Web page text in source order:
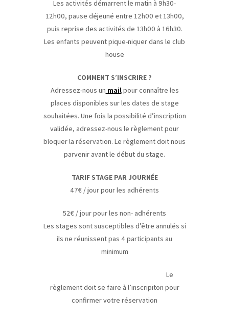
Les activités démarrent le matin à 9h30-
12h00, pause déjeuné entre 12h00 et 13h00,
puis reprise des activités de 13h00 à 16h30.
Les enfants peuvent pique-niquer dans le club
house
COMMENT S’INSCRIRE ?
Adressez-nous un mailpour connaître les
places disponibles sur les dates de stage
souhaitées. Une fois la possibilité d’inscription
validée, adressez-nous le règlement pour
bloquer la réservation. Le règlement doit nous
parvenir avant le début du stage.
TARIF STAGE PAR JOURNÉE
47€ / jour pour les adhérents
52€ / jour pour les non- adhérents
Les stages sont susceptibles d’être annulés si
ils ne réunissent pas 4 participants au
minimum
Le
règlement doit se faire à l’inscripiton pour
confirmer votre réservation